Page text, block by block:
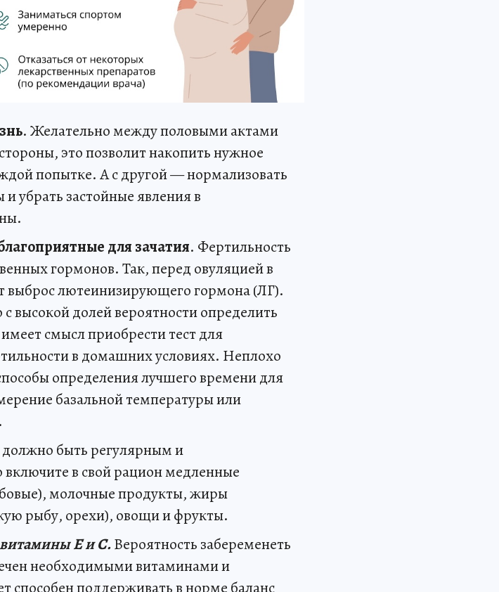
. Желательно между половыми актами
это позволит накопить нужное
попытке. А с другой — нормализовать
убрать застойные явления в
для зачатия. Фертильность
гормонов. Так, перед овуляцией в
лютеинизирующего гормона (ЛГ).
высокой долей вероятности определить
смысл приобрести тест для
в домашних условиях. Неплохо
определения лучшего времени для
базальной температуры или
быть регулярным и
в свой рацион медленные
молочные продукты, жиры
рыбу, орехи), овощи и фрукты.
E и C. Вероятность забеременеть
необходимыми витаминами и